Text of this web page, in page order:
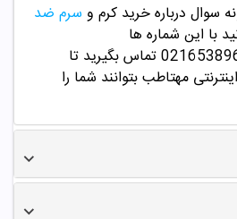
درباره خرید کرم و سرم ضد
با این شماره ها
تماس بگیرید تا
مهتاطب بتوانند شما را